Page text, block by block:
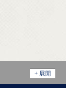
+ 展開